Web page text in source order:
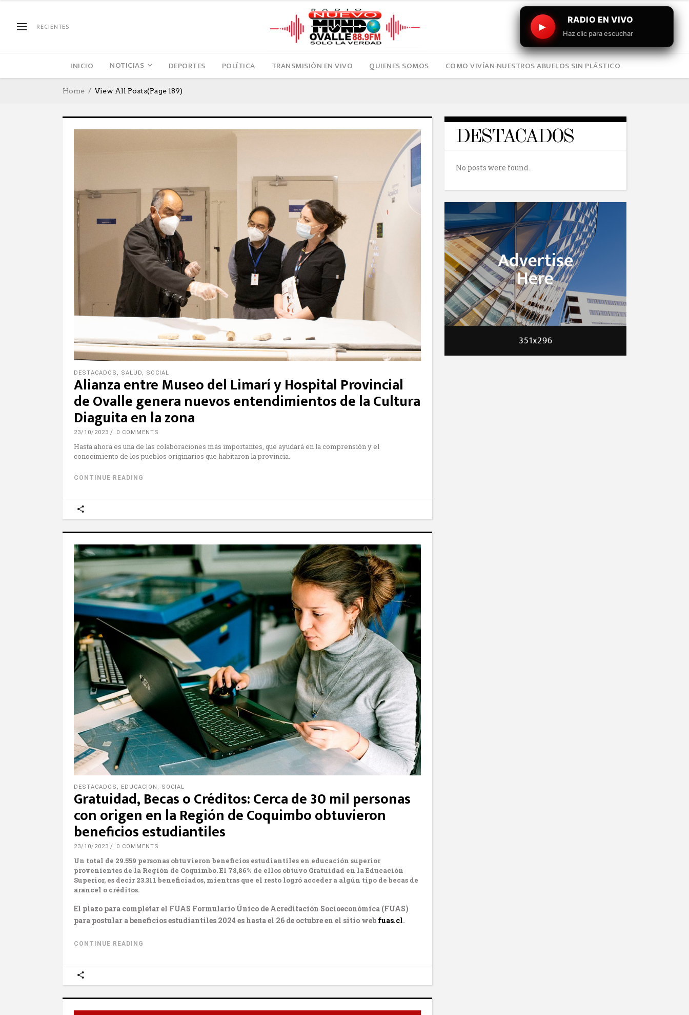
RECIENTES ▶
RADIO EN VIVO
Haz clic para escuchar
INICIO NOTICIAS DEPORTES POLÍTICA TRANSMISIÓN EN VIVO QUIENES SOMOS COMO VIVÍAN NUESTROS ABUELOS SIN PLÁSTICO
Home View All Posts(Page 189)
DESTACADOS SALUD SOCIAL
Alianza entre Museo del Limarí y Hospital Provincial
de Ovalle genera nuevos entendimientos de la Cultura
Diaguita en la zona
23/10/2023 0 COMMENTS
Hasta ahora es una de las colaboraciones más importantes, que ayudará en la comprensión y el
conocimiento de los pueblos originarios que habitaron la provincia.
CONTINUE READING
DESTACADOS , EDUCACION , SOCIAL
Gratuidad, Becas o Créditos: Cerca de 30 mil personas
con origen en la Región de Coquimbo obtuvieron
beneficios estudiantiles
23/10/2023 0 COMMENTS
Un total de 29.559 personas obtuvieron beneficios estudiantiles en educación superior
provenientes de la Región de Coquimbo. El 78,86% de ellos obtuvo Gratuidad en la Educación
Superior, es decir23.311 beneficiados, mientras que el resto logró acceder a algún tipo de becas de
arancel o créditos.
El plazo para completar el FUAS Formulario Único de Acreditación Socioeconómica (FUAS)
para postular a beneficios estudiantiles 2024 es hasta el 26 de octubre en el sitio web fuas.cl.
CONTINUE READING
DESTACADOS
No posts were found.